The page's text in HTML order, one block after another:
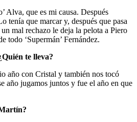
Alva, que es mi causa. Después
tenía que marcar y, después que pasa
mal rechazo le deja la pelota a Piero
todo ‘Supermán’ Fernández.
te lleva?
año con Cristal y también nos tocó
año jugamos juntos y fue el año en que